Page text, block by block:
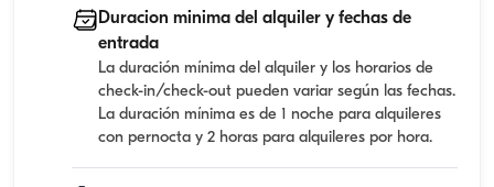
Duracion minima del alquiler y fechas de
entrada
La duración mínima del alquiler y los horarios de
check-in/check-out pueden variar según las fechas.
La duración mínima es de 1 noche para alquileres
con pernocta y 2 horas para alquileres por hora.